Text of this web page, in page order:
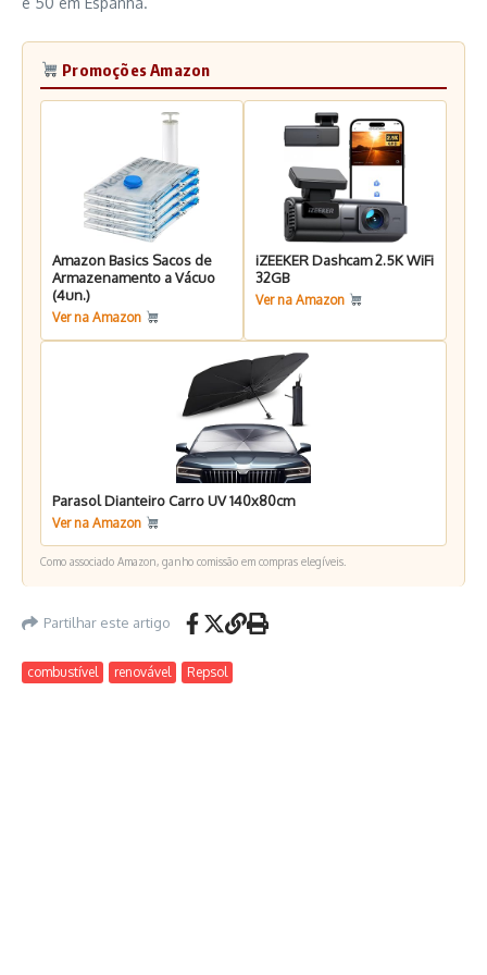
Promoções Amazon
Amazon Basics Sacos de
Armazenamento a Vácuo
(4un.)
Ver na Amazon
iZEEKER Dashcam 2.5K WiFi
32GB
Ver na Amazon
Parasol Dianteiro Carro UV 140x80cm
Ver na Amazon
Como associado Amazon, ganho comissão em compras elegíveis.
Partilhar este artigo
combustível renovável Repsol